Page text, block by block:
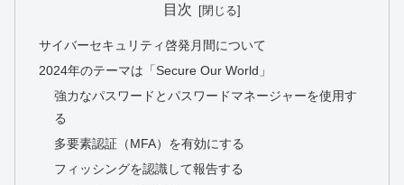
目次
サイバーセキュリティ啓発月間について
2024年のテーマは「Secure Our World」
強力なパスワードとパスワードマネージャーを使用す
る
多要素認証（MFA）を有効にする
フィッシングを認識して報告する